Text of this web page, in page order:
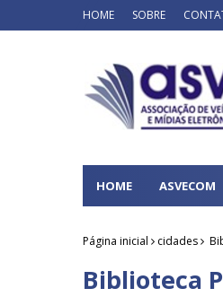
HOME SOBRE
HOME ASVECOM
Página inicial cidades
Biblioteca